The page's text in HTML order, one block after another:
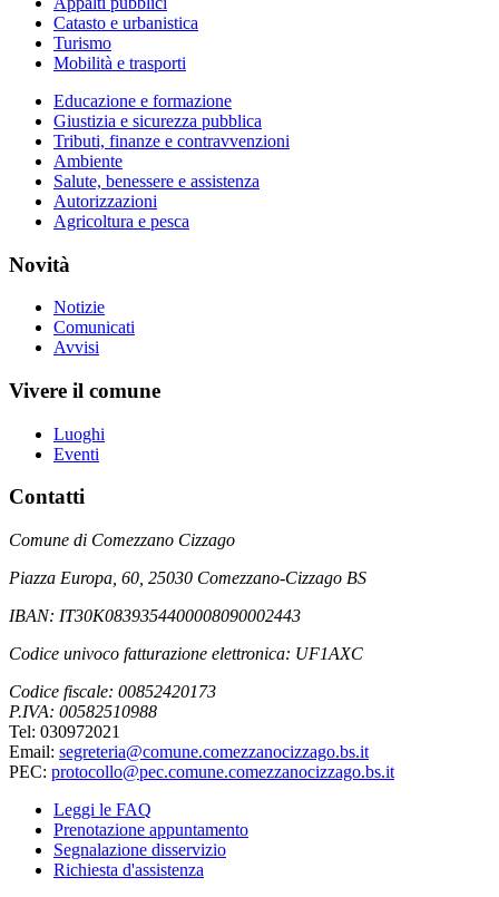
Catasto e urbanistica
Turismo
Mobilità e trasporti
Educazione e formazione
Giustizia e sicurezza pubblica
Tributi, finanze e contravvenzioni
Ambiente
Salute, benessere e assistenza
Autorizzazioni
Agricoltura e pesca
Novità
Notizie
Comunicati
Avvisi
Vivere il comune
Luoghi
Eventi
Contatti
Comune di Comezzano Cizzago
Piazza Europa, 60, 25030 Comezzano-Cizzago BS
IBAN: IT30K0839354400008090002443
Codice univoco fatturazione elettronica: UF1AXC
Codice fiscale: 00852420173
P.IVA: 00582510988
Tel: 030972021
Email: segreteria@comune.comezzanocizzago.bs.it
PEC: protocollo@pec.comune.comezzanocizzago.bs.it
Leggi le FAQ
Prenotazione appuntamento
Segnalazione disservizio
Richiesta d'assistenza